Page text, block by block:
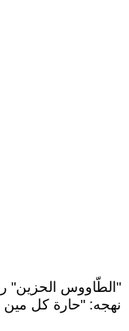
"الطّاووس الحزين"
نهجه: "حارة كل مين